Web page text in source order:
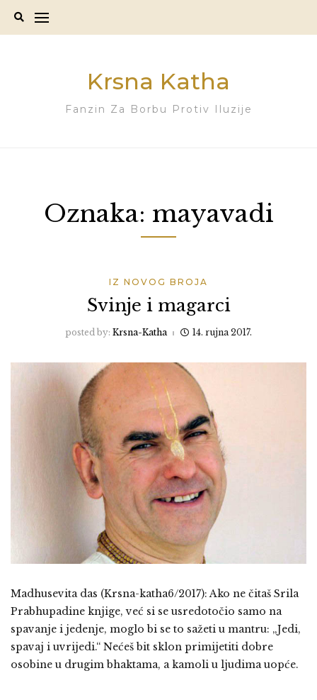
Krsna Katha
Fanzin Za Borbu Protiv Iluzije
Oznaka: mayavadi
IZ NOVOG BROJA
Svinje i magarci
posted by: Krsna-Katha 14. rujna 2017.
Madhusevita das (Krsna-katha6/2017): Ako ne čitaš Srila
Prabhupadine knjige, već si se usredotočio samo na
spavanje i jedenje, moglo bi se to sažeti u mantru: „Jedi,
spavaj i uvrijedi.“ Nećeš bit sklon primijetiti dobre
osobine u drugim bhaktama, a kamoli u ljudima uopće.